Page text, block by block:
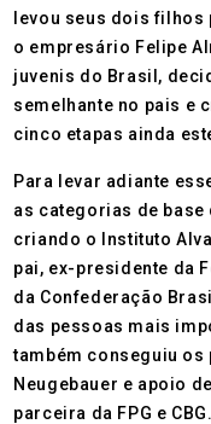
levou seus dois
o empresário Felipe
juvenis do Brasil,
semelhante no pais e
cinco etapas ainda
Para levar adiante
as categorias de
criando o Instituto
pai, ex-presidente da
da Confederação
das pessoas mais
também conseguiu os
Neugebauer e apoio
parceira da FPG e CBG.